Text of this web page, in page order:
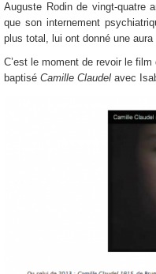
Auguste Rodin de vingt-quatre
que son internement
plus total, lui ont donné une
C’est le moment de revoir le
baptisé Camille Claudel avec